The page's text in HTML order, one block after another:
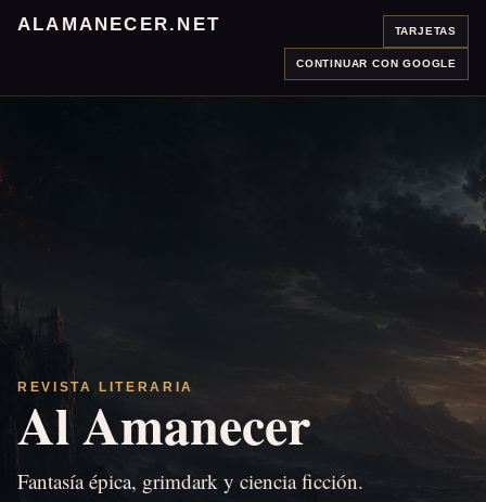
ALAMANECER.NET TARJETAS
CONTINUAR CON GOOGLE
REVISTA LITERARIA
Al Amanecer
Fantasía épica, grimdark y ciencia ficción.